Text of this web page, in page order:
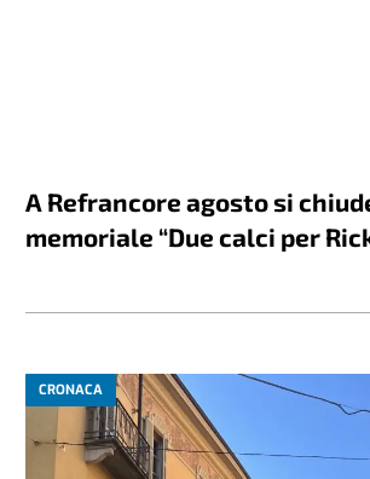
A Refrancore agosto si
memoriale “Due calci per
CRONACA